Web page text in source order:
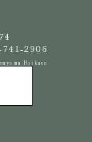
2906
Hoikuen